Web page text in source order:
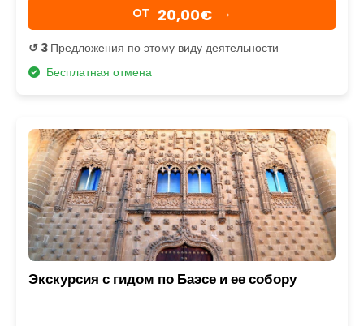
OТ 20,00€ →
↺ 3 Предложения по этому виду деятельности
Бесплатная отмена
Экскурсия с гидом по Баэсе и ее собору